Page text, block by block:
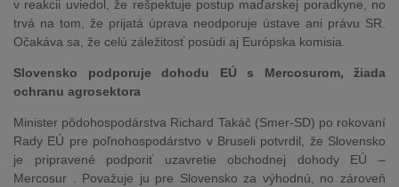
v reakcii uviedol, že rešpektuje postup maďarskej poradkyne, no
trvá na tom, že prijatá úprava neodporuje ústave ani právu SR.
Očakáva sa, že celú záležitosť posúdi aj Európska komisia.
Slovensko podporuje dohodu EÚ s Mercosurom, žiada
ochranu agrosektora
Minister pôdohospodárstva Richard Takáč (Smer-SD) po rokovaní
Rady EÚ pre poľnohospodárstvo v Bruseli potvrdil, že Slovensko
je pripravené podporiť uzavretie obchodnej dohody EÚ –
Mercosur . Považuje ju pre Slovensko za výhodnú, no zároveň